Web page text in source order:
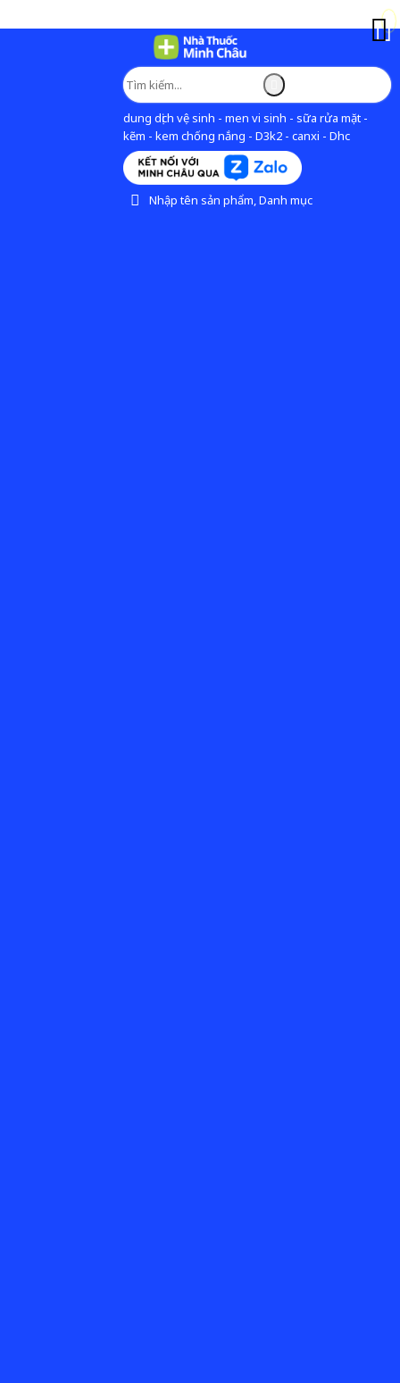
dung dịch vệ sinh - men vi sinh - sữa rửa mặt -
kẽm - kem chống nắng - D3k2 - canxi - Dhc
Nhập tên sản phẩm, Danh mục